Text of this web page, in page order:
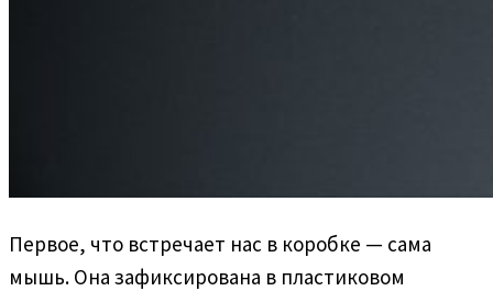
Первое, что встречает нас в коробке — сама
мышь. Она зафиксирована в пластиковом